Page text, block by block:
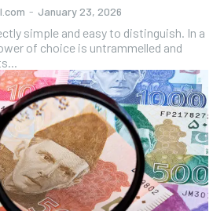
- January 23, 2026
simple and easy to distinguish. In a
of choice is untrammelled and